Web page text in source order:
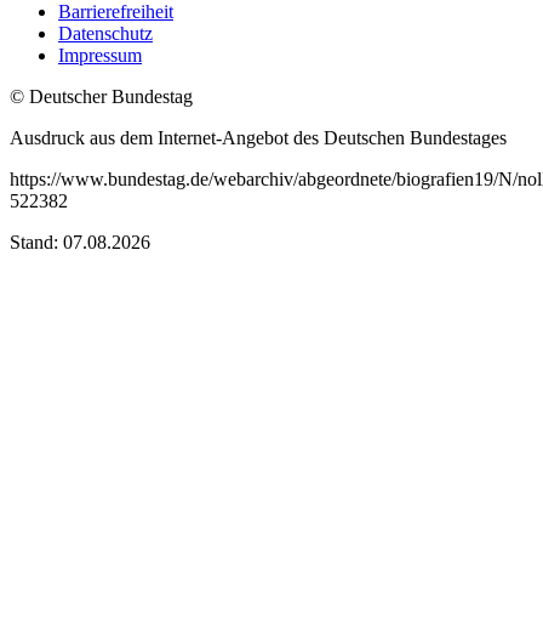
Barrierefreiheit
Datenschutz
Impressum
© Deutscher Bundestag
Ausdruck aus dem Internet-Angebot des Deutschen Bundestages
https://www.bundestag.de/webarchiv/abgeordnete/biografien19/N/
522382
Stand: 07.08.2026